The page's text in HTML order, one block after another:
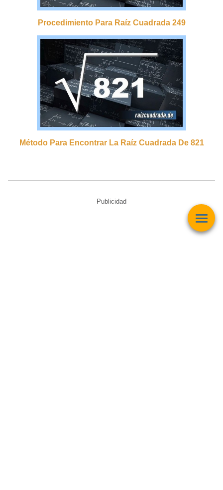
Procedimiento Para Raíz Cuadrada 249
Método Para Encontrar La Raíz Cuadrada De 821
Publicidad